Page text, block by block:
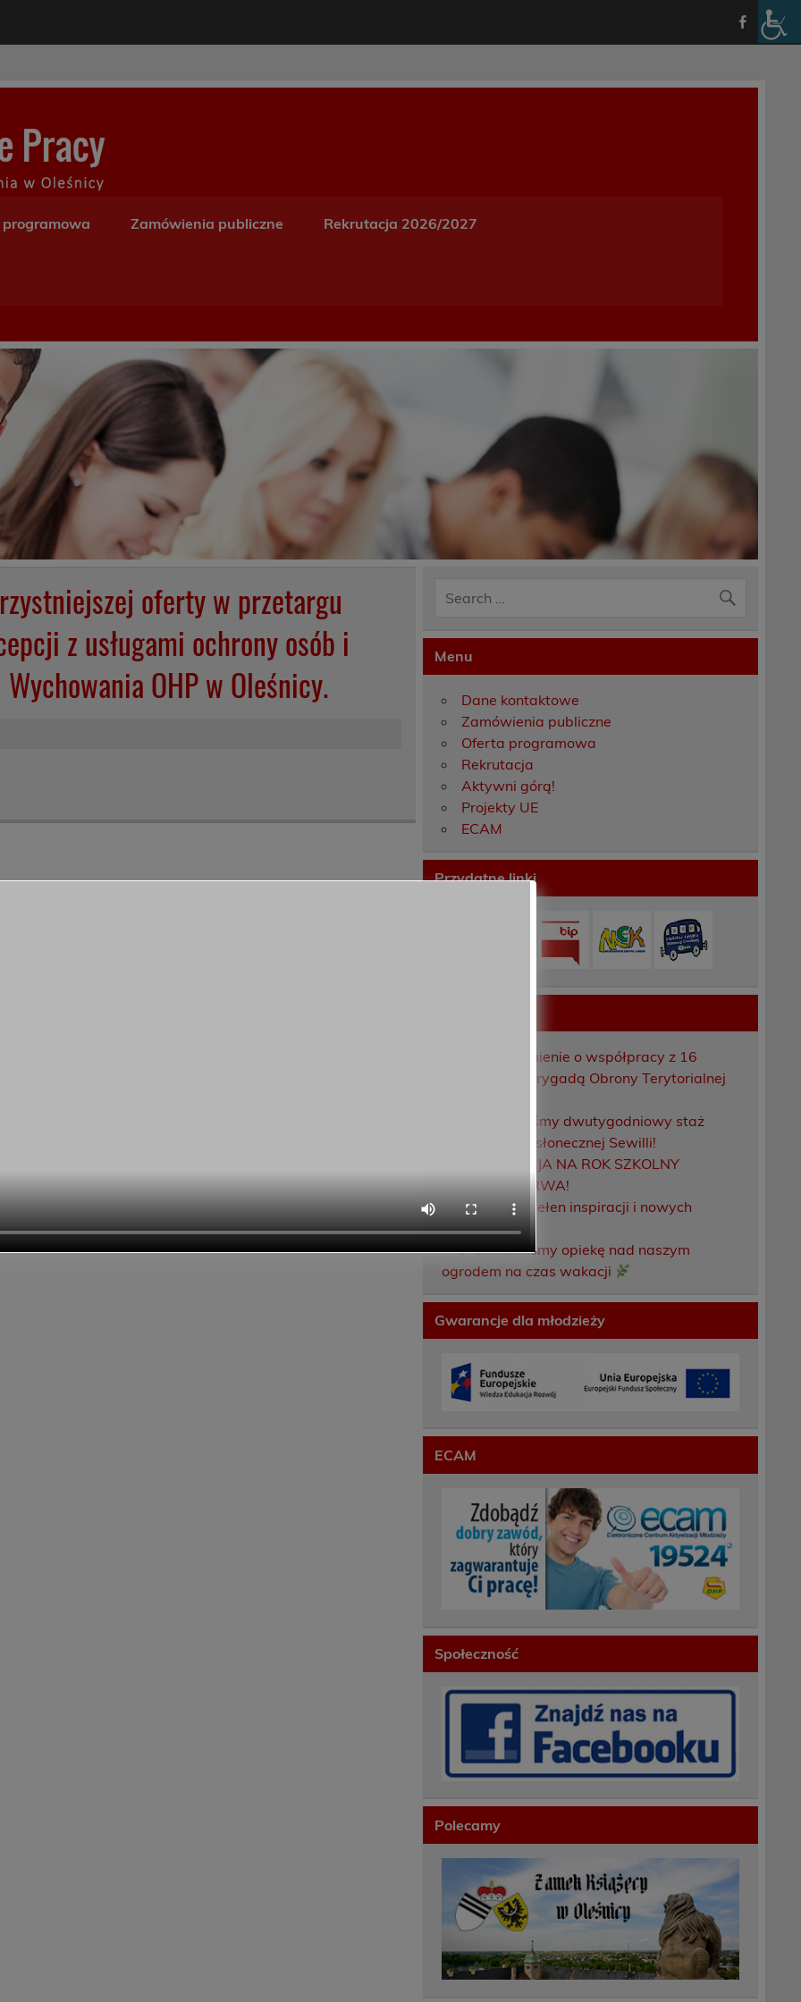
Zamówienia publiczne Rekrutacja 2026/2027
oferty w przetargu
z usługami ochrony osób i
OHP w Oleśnicy.
Menu
Dane kontaktowe
Zamówienia publiczne
Oferta programowa
Rekrutacja
Aktywni górą!
Projekty UE
ECAM
Przydatne linki
Porozumienie o współpracy z 16
Dolnośląską Brygadą Obrony Terytorialnej
Zakończyliśmy dwutygodniowy staż
zawodowy w słonecznej Sewilli!
REKRUTACJA NA ROK SZKOLNY
2026/2027 TRWA!
Weekend pełen inspiracji i nowych
doświadczeń!
Przekazaliśmy opiekę nad naszym
ogrodem na czas wakacji
Gwarancje dla młodzieży
ECAM
Społeczność
Polecamy